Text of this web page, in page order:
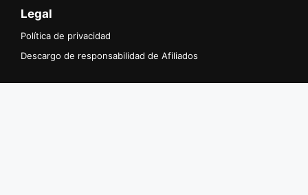
Legal
Política de privacidad
Descargo de responsabilidad de Afiliados